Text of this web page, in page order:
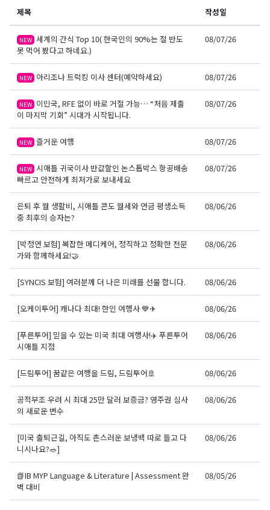
제목 작성일
NEW 세계의 간식 Top 10( 한국인의 90%는 절 반도
못 먹어 봤다고 하네요.)
08/07/26
NEW 아리조나 트럭킹 이사 센터(예약하세요) 08/07/26
NEW 이민국, RFE 없이 바로 거절 가능… “처음 제출
이 마지막 기회” 시대가 시작됩니다.
08/07/26
NEW 즐거운 여행 08/07/26
NEW 시애틀 귀국이사 반값할인 논스톱박스 항공배송
빠르고 안전하게 최저가로 보내세요
08/07/26
은퇴 후 월 생활비, 시애틀 콘도 월세와 연금 평생소득
중 최후의 승자는?
08/06/26
[박정연 보험] 복잡한 메디케어, 정직하고 정확한 전문
가와 함께하세요!🤝
08/06/26
[SYNCIS 보험] 여러분께 더 나은 미래를 선물 합니다. 08/06/26
[오케이투어] 캐나다 최대! 한인 여행사 💙✈ 08/06/26
[푸른투어] 믿을 수 있는 미국 최대 여행사!✈️ 푸른투어
시애틀 지점
08/06/26
[드림투어] 꿈같은 여행을 드림, 드림투어🚢 08/06/26
공적부조 우려 시 최대 25만 달러 보증금? 영주권 심사
의 새로운 변수
08/06/26
[미국 출퇴근길, 아직도 촌스러운 보냉백 따로 들고 다
니시나요?🥗]
08/06/26
📗IB MYP Language & Literature | Assessment 완
벽 대비
08/05/26